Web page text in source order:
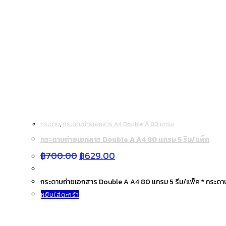
กระดาษ, กระดาษถ่ายเอกสาร A4 Double A 80 แกรม
กระดาษถ่ายเอกสาร Double A A4 80 แกรม 5 รีม/แพ็ค
฿700.00Original
price
฿700.00.
฿629.00
price
฿629.00.
กระดาษถ่ายเอกสาร Double A A4 80 แกรม 5 รีม/แพ็ค * กระด
หยิบใส่ตะกร้า